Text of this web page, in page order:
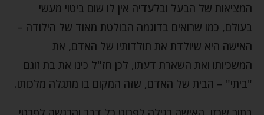
המציאות של הבעל ובלעדיה אין לו שום ביטוי מעשי
בעולם, כמו שרואים בדוגמה הבולטת מאוד של הילודה –
האישה היא שיולדת את תולדותיו של האדם, את
המשכיותו ואת השארת דעתו, לכן חז"ל כינו את בת זוגם
"ביתי" – הבית של האדם, שזה המקום בו מתגלה מלכותו.